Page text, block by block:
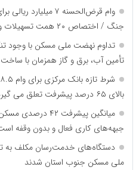
وام قرض‌الحسنه ۷
جنگ / اختصاص ۲۰ همت تسهیلات ودیعه مسکن به متقاضیان
تداوم نهضت ملی مسکن با وجود
تأمین آب، برق و گاز همزمان با
بالای ۶۵ درصد پیشرفت تعلق می گیرد
میانگین پیشرفت
جبهه‌های کاری فعال و بدون وقفه
دستگاه‌های خدمت‌رسان مکلف به
ملی مسکن جنوب استان شدند